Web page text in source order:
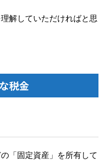
解していただければと思
税金
「固定資産」を所有して